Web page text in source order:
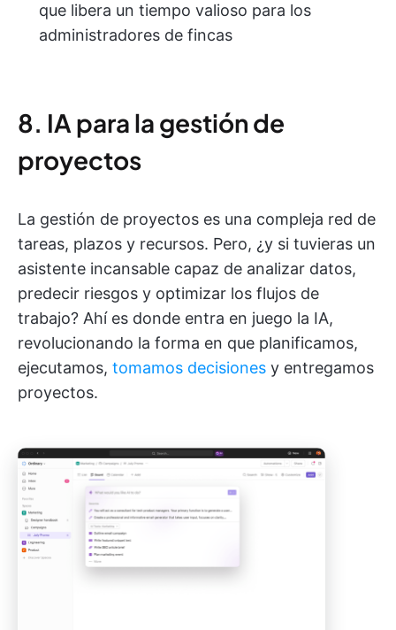
que libera un tiempo valioso para los
administradores de fincas
8. IA para la gestión de
proyectos
La gestión de proyectos es una compleja red de
tareas, plazos y recursos. Pero, ¿y si tuvieras un
asistente incansable capaz de analizar datos,
predecir riesgos y optimizar los flujos de
trabajo? Ahí es donde entra en juego la IA,
revolucionando la forma en que planificamos,
ejecutamos, tomamos decisiones y entregamos
proyectos.